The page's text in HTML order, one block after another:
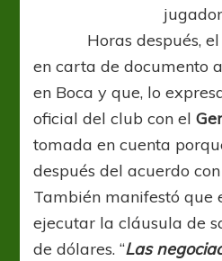
Horas después, el
en carta de documento
en Boca y que, lo
oficial del club con el
tomada en cuenta
después del acuerdo con
También manifestó que
ejecutar la cláusula de
de dólares. “Las